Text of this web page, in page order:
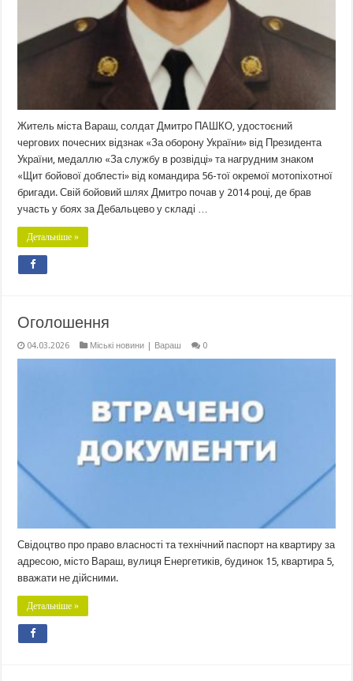
Житель міста Вараш, солдат Дмитро ПАШКО, удостоєний
чергових почесних відзнак «За оборону України» від Президента
України, медаллю «За службу в розвідці» та нагрудним знаком
«Щит бойової доблесті» від командира 56-тої окремої мотопіхотної
бригади. Свій бойовий шлях Дмитро почав у 2014 році, де брав
участь у боях за Дебальцево у складі …
Детальніше »
Оголошення
04.03.2026 Міські новини | Вараш 0
Свідоцтво про право власності та технічний паспорт на квартиру за
адресою, місто Вараш, вулиця Енергетиків, будинок 15, квартира 5,
вважати не дійсними.
Детальніше »